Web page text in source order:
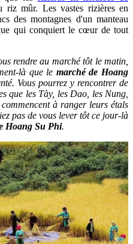
riz mûr. Les vastes rizières en
des montagnes d'un manteau
qui conquiert le cœur de tout
rendre au marché tôt le matin,
là que le marché de Hoang
Vous pourrez y rencontrer de
que les Tày, les Dao, les Nung,
à ranger leurs étals
pas de vous lever tôt ce jour-là
Hoang Su Phi.